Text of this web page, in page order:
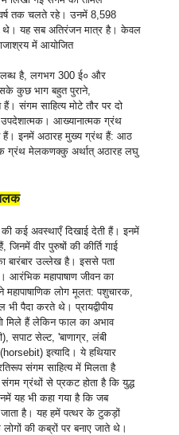
तक चलते रहे। उनमें 8,598
थे। यह सब अतिरंजन मात्र है। केवल
में आयोजित
है, लगभग 300 ई० और
कुछ भाग बहुत पुराने,
संगम साहित्य मोटे तौर पर दो
आख्यानात्मक ग्रंथ
हैं। इनमें अठारह मुख्य ग्रंथ हैं: आठ
ग्रंथ मेलकणक्कु अर्थात् अठारह लघु
कई अवस्थाएँ दिखाई देती हैं। इनमें
वीर पुरुषों की कीर्ति गाई
बारंबार उल्लेख है। इससे पता
महापाषाण जीवन का
लोग मूलत: पशुचारक,
भी पैदा करते थे। प्रायद्वीपीय
मिले हैं लेकिन फाल का अभाव
सपाट सेल्ट, 'बाणाग्र, लंबी
इत्यादि। ये हथियार
संगम साहित्य में मिलता है
ग्रंथों से प्रकट होता है कि युद्ध
यह भी कहा गया है कि जब
है। यह हमें पत्थर के टुकड़ों
की कब्रों पर बनाए जाते थे।